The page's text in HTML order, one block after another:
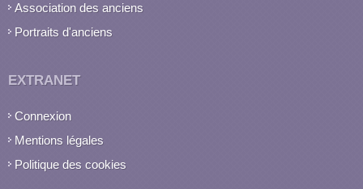
Association des anciens
Portraits d'anciens
EXTRANET
Connexion
Mentions légales
Politique des cookies